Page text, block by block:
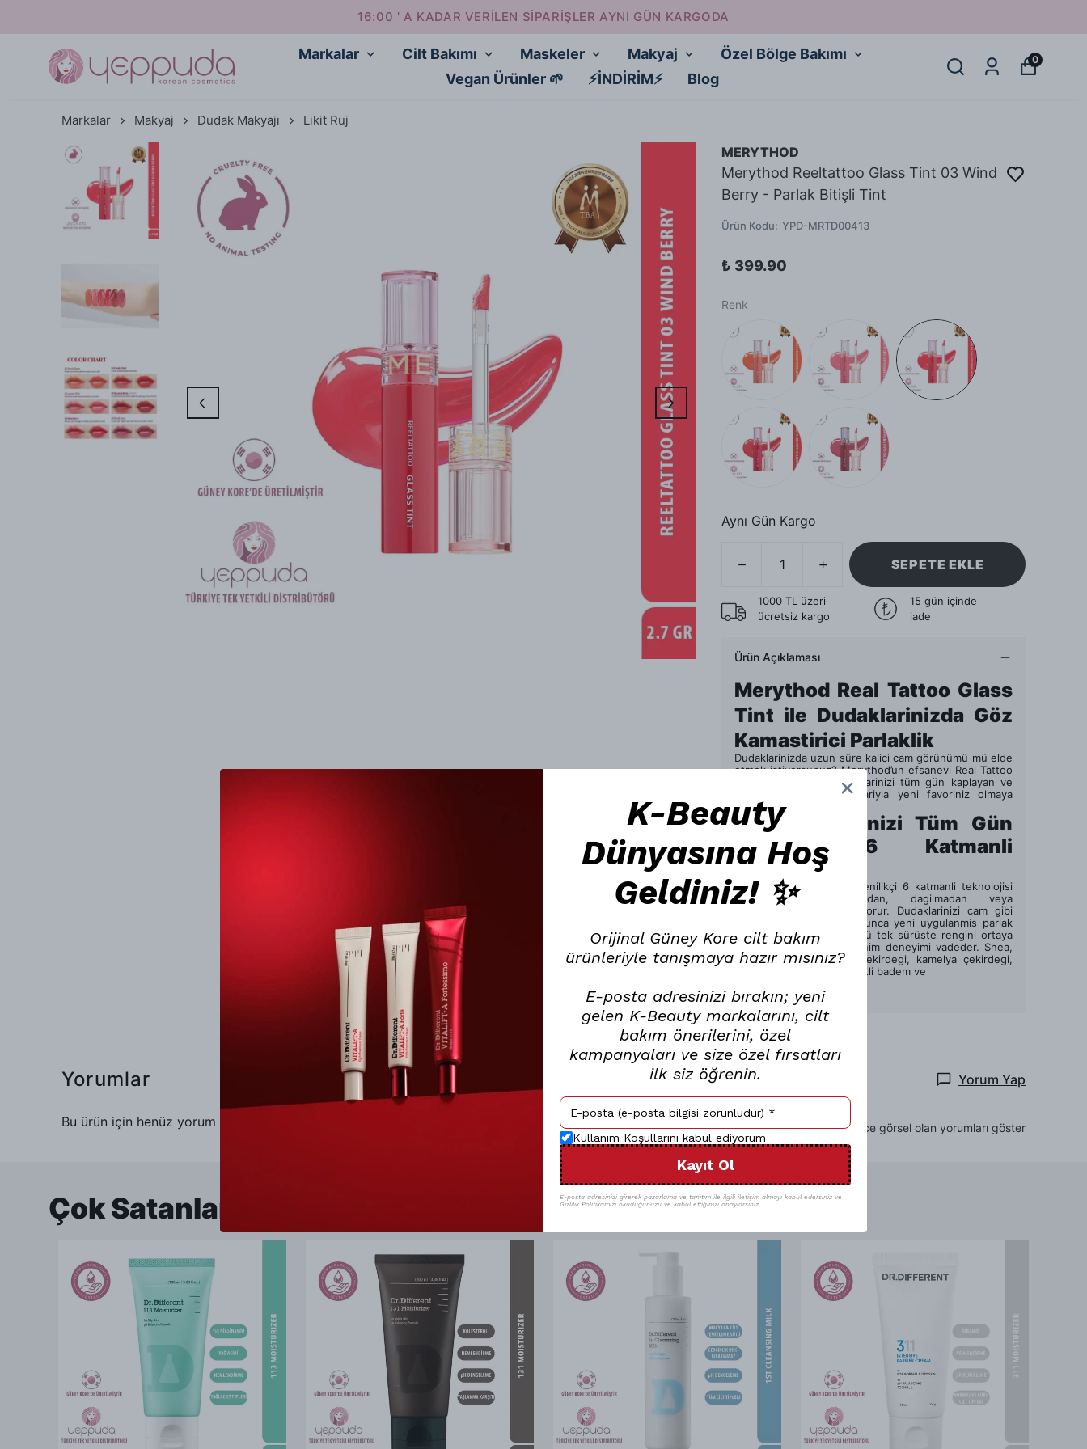
16:00 ' A KADAR VERİLEN SİPARİŞLER AYNI GÜN KARGODA
Markalar Cilt Bakımı Maskeler Makyaj
Özel Bölge Bakımı
Vegan Ürünler 🌱
⚡İNDİRİM⚡ Blog
0
Markalar Makyaj Dudak Makyajı Likit Ruj
MERYTHOD
Merythod Reeltattoo Glass Tint 03 Wind
Berry - Parlak Bitişli Tint
Ürün Kodu: YPD-MRTD00413
₺ 399.90
Renk
Aynı Gün Kargo
SEPETE EKLE
1000 TL üzeri
ücretsiz kargo
15 gün içinde
iade
Ürün Açıklaması
Merythod Real Tattoo Glass
Tint ile Dudaklarinizda Göz
Kamastirici Parlaklik
Dudaklarinizda uzun süre kalici cam görünümü mü elde
etmek istiyorsunuz? Merythod’un efsanevi Real Tattoo
Glass Tint ürünü, dudaklarinizi tüm gün kaplayan ve
nemlendiren parlak tonlariyla yeni favoriniz olmaya
aday!
Dudak Renginizi Tüm Gün
Koruyan 6 Katmanli
Teknoloji
Real Tattoo Glass Tint yenilikçi 6 katmanli teknolojisi
gün boyunca akmadan, dagilmadan veya
topaklanmadan etkisini korur. Dudaklarinizi cam gibi
göstererek tüm gün boyunca yeni uygulanmis parlak
bir ton verir. Hafif formülü tek sürüste rengini ortaya
çikararak zahmetsiz kullanim deneyimi vadeder. Shea,
argan çekirdegi, jojoba çekirdegi, kamelya çekirdegi,
çuha çiçegi, zeytinyagi, tatli badem ve
Devamını Göster
Yorumlar Yorum Yap
Bu ürün için henüz yorum yapılmamış. Sadece görsel olan yorumları göster
Çok Satanlar
K-Beauty
Dünyasına Hoş
Geldiniz! ✨
Orijinal Güney Kore cilt bakım
ürünleriyle tanışmaya hazır mısınız?
E-posta adresinizi bırakın; yeni
gelen K-Beauty markalarını, cilt
bakım önerilerini, özel
kampanyaları ve size özel fırsatları
ilk siz öğrenin.
Kullanım Koşullarını kabul ediyorum
Kayıt Ol
E-posta adresinizi girerek pazarlama ve tanıtım ile ilgili iletişim almayı kabul edersiniz ve
Gizlilik Politikamızı okuduğunuzu ve kabul ettiğinizi onaylarsınız.